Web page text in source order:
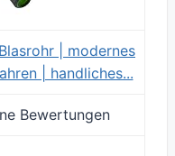
| modernes
| handliches...
Bewertungen